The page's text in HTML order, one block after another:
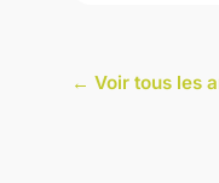
← Voir tous les